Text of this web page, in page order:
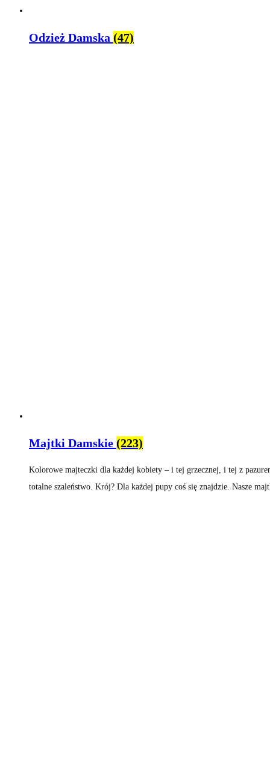
Odzież Damska (47)
Majtki Damskie (223)
Kolorowe majteczki dla każdej kobiety – i tej grzecznej, i tej z
totalne szaleństwo. Krój? Dla każdej pupy coś się znajdzie. Nasze